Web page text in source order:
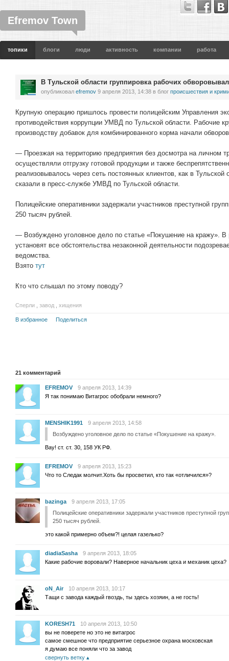
Efremov Town
топики блоги люди активность компании работа
В Тульской области группировка рабочих
опубликовал efremov 9 апреля 2013, 14:38 в блог проиcшествия и
Крупную операцию пришлось провести полицейским Управления
противодействия коррупции УМВД по Тульской области. Рабочие
производству добавок для комбинированного корма начали
— Проезжая на территорию предприятия без досмотра на личном
осуществляли отгрузку готовой продукции и также
реализовывалось через сеть постоянных клиентов, как в
сказали в пресс-службе УМВД по Тульской области.
Полицейские оперативники задержали участников преступной
250 тысяч рублей.
— Возбуждено уголовное дело по статье «Покушение на кражу». В
установят все обстоятельства незаконной деятельности
ведомства.
Взято тут
Кто что слышал по этому поводу?
Сперли завод хищения
В избранное Поделиться
21 комментарий
EFREMOV
9 апреля 2013, 14:39
Я так понимаю Витагрос обобрали немного?
MENSHIK1991
9 апреля 2013, 14:58
Возбуждено уголовное дело по статье «Покушение на кражу».
Вау! ст. ст. 30, 158 УК РФ.
EFREMOV
9 апреля 2013, 15:23
Что то Следак молчит.Хоть бы просветил, кто так «отличился»?
bazinga
9 апреля 2013, 17:05
Полицейские оперативники задержали участников преступной
250 тысяч рублей.
это какой примерно объем?! целая газелько?
diadiaSasha
9 апреля 2013, 18:05
Какие рабочие воровали? Наверное начальник цеха и механик цеха?
oN_Air
10 апреля 2013, 10:17
Тащи с завода каждый гвоздь, ты здесь хозяин, а не гость!
KORESH71
10 апреля 2013, 10:50
вы не поверете но это не витагрос
самое смешное что предприятие серьезное охрана московская
я думаю все поняли что за завод
свернуть ветку